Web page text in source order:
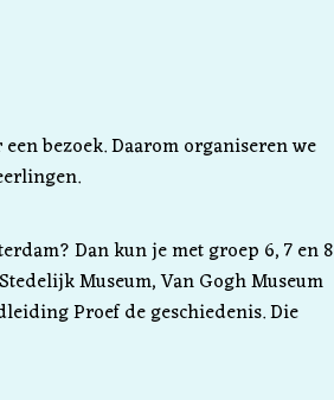
bezoek. Daarom organiseren we
Dan kun je met groep 6, 7 en 8
Museum, Van Gogh Museum
Proef de geschiedenis. Die